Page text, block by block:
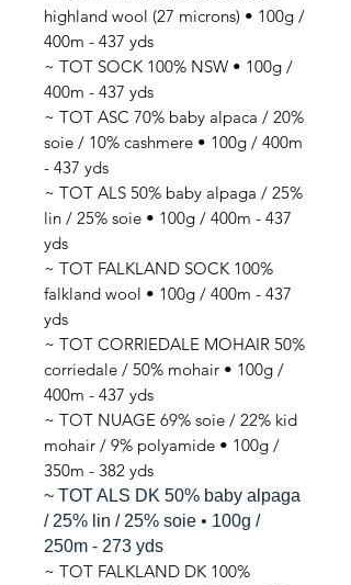
highland wool (27 microns) • 100g /
400m - 437 yds
~ TOT SOCK 100% NSW • 100g /
400m - 437 yds
~ TOT ASC 70% baby alpaca / 20%
soie / 10% cashmere • 100g / 400m
- 437 yds
~ TOT ALS 50% baby alpaga / 25%
lin / 25% soie • 100g / 400m - 437
yds
~ TOT FALKLAND SOCK 100%
falkland wool • 100g / 400m - 437
yds
~ TOT CORRIEDALE MOHAIR 50%
corriedale / 50% mohair • 100g /
400m - 437 yds
~ TOT NUAGE 69% soie / 22% kid
mohair / 9% polyamide • 100g /
350m - 382 yds
~ TOT ALS DK 50% baby alpaga
/ 25% lin / 25% soie • 100g /
250m - 273 yds
~ TOT FALKLAND DK 100%